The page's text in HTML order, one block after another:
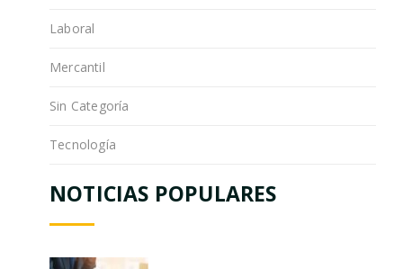
Laboral
Mercantil
Sin Categoría
Tecnología
NOTICIAS POPULARES